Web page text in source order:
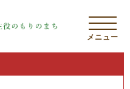
メニュー